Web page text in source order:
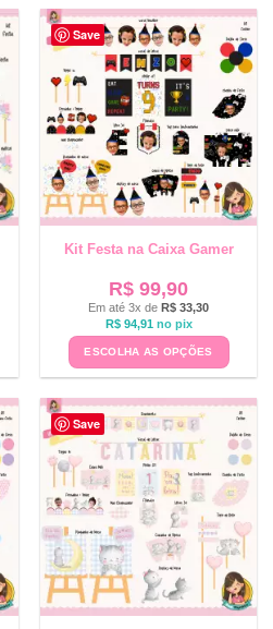
Save
Kit Festa na Caixa Gamer
R$ 99,90
Em até 3x de R$ 33,30
R$94,91 no pix
ESCOLHA AS OPÇÕES
Save